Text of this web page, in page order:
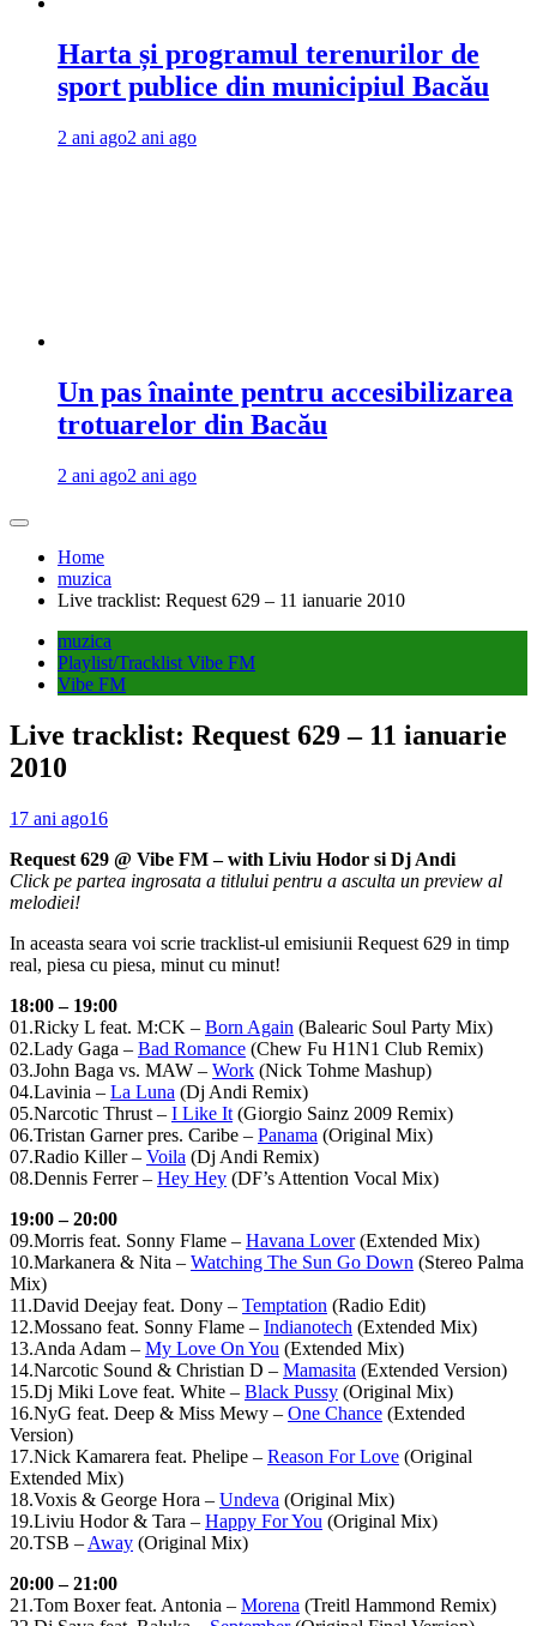
Harta și programul terenurilor de
sport publice din municipiul Bacău
2 ani ago2 ani ago
Un pas înainte pentru accesibilizarea
trotuarelor din Bacău
2 ani ago2 ani ago
Home
muzica
Live tracklist: Request 629 – 11 ianuarie 2010
muzica
Playlist/Tracklist Vibe FM
Vibe FM
Live tracklist: Request 629 – 11 ianuarie
2010
17 ani ago16
Request 629 @ Vibe FM – with Liviu Hodor si Dj Andi
Click pe partea ingrosata a titlului pentru a asculta un preview al
melodiei!
In aceasta seara voi scrie tracklist-ul emisiunii Request 629 in timp
real, piesa cu piesa, minut cu minut!
18:00 – 19:00
01.Ricky L feat. M:CK – Born Again (Balearic Soul Party Mix)
02.Lady Gaga – Bad Romance (Chew Fu H1N1 Club Remix)
03.John Baga vs. MAW – Work (Nick Tohme Mashup)
04.Lavinia – La Luna (Dj Andi Remix)
05.Narcotic Thrust – I Like It (Giorgio Sainz 2009 Remix)
06.Tristan Garner pres. Caribe – Panama (Original Mix)
07.Radio Killer – Voila (Dj Andi Remix)
08.Dennis Ferrer – Hey Hey (DF’s Attention Vocal Mix)
19:00 – 20:00
09.Morris feat. Sonny Flame – Havana Lover(Extended Mix)
10.Markanera & Nita – Watching The Sun Go Down (Stereo Palma
Mix)
11.David Deejay feat. Dony – Temptation (Radio Edit)
12.Mossano feat. Sonny Flame – Indianotech (Extended Mix)
13.Anda Adam – My Love On You (Extended Mix)
14.Narcotic Sound & Christian D – Mamasita (Extended Version)
15.Dj Miki Love feat. White – Black Pussy (Original Mix)
16.NyG feat. Deep & Miss Mewy – One Chance (Extended
Version)
17.Nick Kamarera feat. Phelipe – Reason For Love (Original
Extended Mix)
18.Voxis & George Hora – Undeva (Original Mix)
19.Liviu Hodor & Tara – Happy For You (Original Mix)
20.TSB – Away (Original Mix)
20:00 – 21:00
21.Tom Boxer feat. Antonia – Morena (Treitl Hammond Remix)